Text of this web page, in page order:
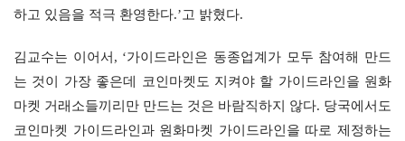
하고 있음을 적극 환영한다.’고 밝혔다.
김교수는 이어서, ‘가이드라인은 동종업계가 모두 참여해 만드
는 것이 가장 좋은데 코인마켓도 지켜야 할 가이드라인을 원화
마켓 거래소들끼리만 만드는 것은 바람직하지 않다. 당국에서도
코인마켓 가이드라인과 원화마켓 가이드라인을 따로 제정하는